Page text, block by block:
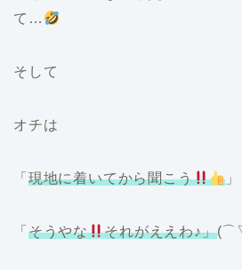
て…
そして
オチは
「 現地に着いてから聞こう 」
「 そうやな それがええわ♪」